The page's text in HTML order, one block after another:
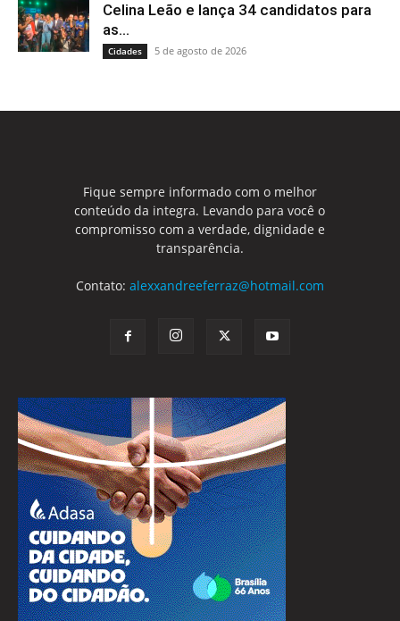
Celina Leão e lança 34 candidatos para
as...
Cidades 5 de agosto de 2026
Fique sempre informado com o melhor
conteúdo da integra. Levando para você o
compromisso com a verdade, dignidade e
transparência.
Contato: alexxandreeferraz@hotmail.com